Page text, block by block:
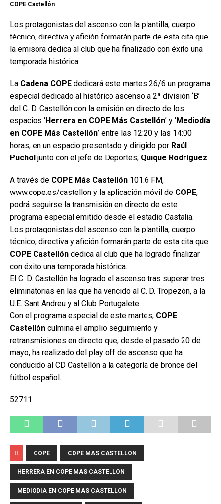
COPE Castellón
Los protagonistas del ascenso con la plantilla, cuerpo
técnico, directiva y afición formarán parte de esta cita que
la emisora dedica al club que ha finalizado con éxito una
temporada histórica.
La Cadena COPE dedicará este martes 26/6 un programa
especial dedicado al histórico ascenso a 2ª división ‘B’
del C. D. Castellón con la emisión en directo de los
espacios ‘Herrera en COPE Más Castellón’ y ‘Mediodía
en COPE Más Castellón’ entre las 12:20 y las 14:00
horas, en un espacio presentado y dirigido por Raúl
Puchol junto con el jefe de Deportes, Quique Rodríguez.
A través de COPE Más Castellón 101.6 FM,
www.cope.es/castellon y la aplicación móvil de COPE,
podrá seguirse la transmisión en directo de este
programa especial emitido desde el estadio Castalia.
Los protagonistas del ascenso con la plantilla, cuerpo
técnico, directiva y afición formarán parte de esta cita que
COPE Castellón dedica al club que ha logrado finalizar
con éxito una temporada histórica.
El C. D. Castellón ha logrado el ascenso tras superar tres
eliminatorias en las que ha vencido al C. D. Tropezón, a la
U.E. Sant Andreu y al Club Portugalete.
Con el programa especial de este martes, COPE
Castellón culmina el amplio seguimiento y
retransmisiones en directo que, desde el pasado 20 de
mayo, ha realizado del play off de ascenso que ha
conducido al CD Castellón a la categoría de bronce del
fútbol español.
52711
COPE COPE MAS CASTELLON
HERRERA EN COPE MAS CASTELLON
MEDIODIA EN COPE MAS CASTELLON